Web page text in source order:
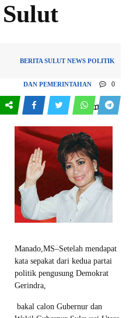
BERITA SULUT NEWS POLITIK
DAN PEMERINTAHAN 0
146
Manado,MS–Setelah mendapat
kata sepakat dari kedua partai
politik pengusung Demokrat
Gerindra,
bakal calon Gubernur dan